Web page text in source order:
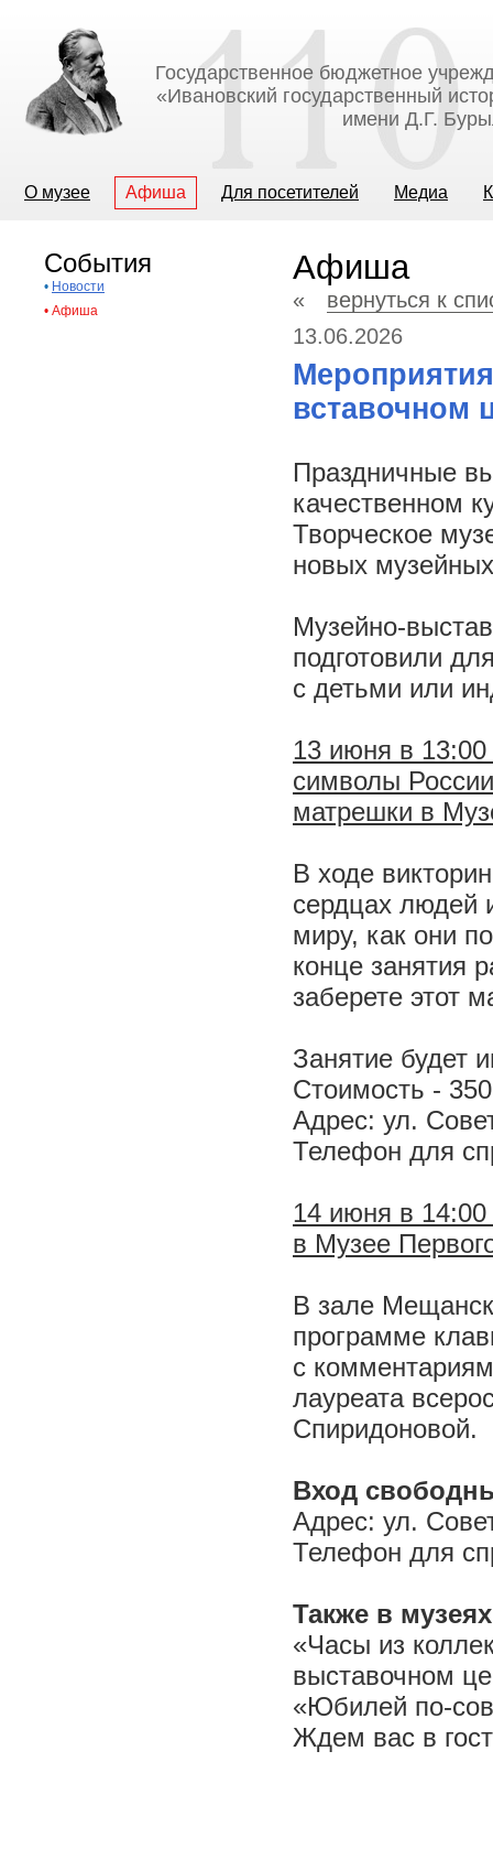
Государственное бюджетное
«Ивановский государственный
имени Д.Г.
О музее Афиша Для посетителей Медиа
События
• Новости
• Афиша
Афиша
« вернуться к
13.06.2026
вставочном
Праздничные
качественном
Творческое
новых
Музейно-
подготовили
с детьми или
13 июня в
символы
матрешки в
В ходе
сердцах людей
миру, как они
конце занятия
заберете этот
Занятие будет
Стоимость -
Адрес: ул.
Телефон для
14 июня в 14:00
в Музее
В зале
программе
с
лауреата
Спиридоновой.
Вход
Адрес: ул.
Телефон для
Также в
«Часы из
выставочном
«Юбилей по-
Ждем вас в